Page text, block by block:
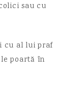
sau cu
cu al lui praf
poartă în